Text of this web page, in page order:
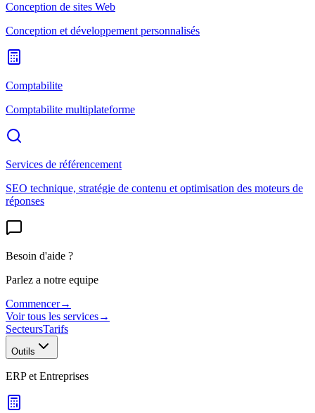
Conception de sites Web
Conception et développement personnalisés
Comptabilite
Comptabilite multiplateforme
Services de référencement
SEO technique, stratégie de contenu et optimisation des moteurs de
réponses
Besoin d'aide ?
Parlez a notre equipe
Commencer→
Voir tous les services→
SecteursTarifs
Outils
ERP et Entreprises